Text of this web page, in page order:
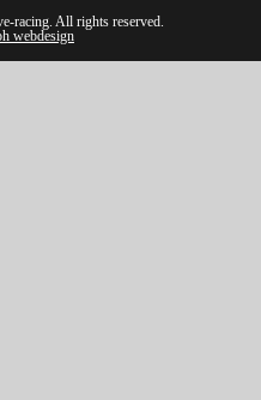
racing. All rights reserved.
webdesign